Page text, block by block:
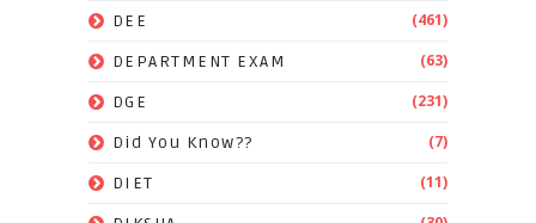
DEE (461)
DEPARTMENT EXAM (63)
DGE (231)
Did You Know?? (7)
DIET (11)